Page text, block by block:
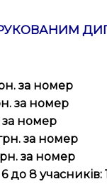
за номер
за номер
за номер
за номер
за номер
до 8 учасників: